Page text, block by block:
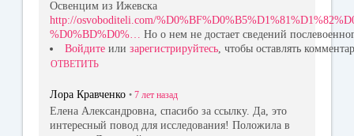
Освенцим из Ижевска
http://osvoboditeli.com/
%D0%BD%D0%… Но о нем не достает сведений
Войдите или зарегистрируйтесь, чтобы оставлять
ОТВЕТИТЬ
Лора Кравченко • 7 лет назад
Елена Александровна, спасибо за ссылку. Да, это
интересный повод для исследования! Положила в